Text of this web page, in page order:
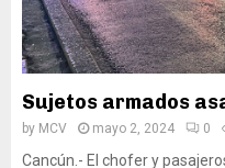
Sujetos armados
by MCV mayo 2, 2024 0
Cancún.- El chofer y